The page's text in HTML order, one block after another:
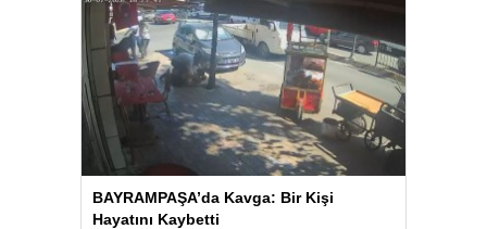
BAYRAMPAŞA’da Kavga: Bir Kişi
Hayatını Kaybetti